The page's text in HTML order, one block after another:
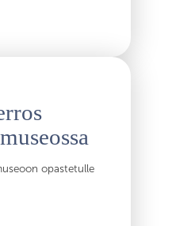
opastetulle